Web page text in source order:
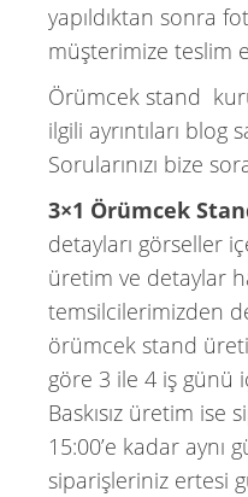
yapıldıktan sonra
müşterimize teslim
Örümcek stand
ilgili ayrıntıları blog
Sorularınızı bize
3×1 Örümcek
detayları görseller
üretim ve detaylar
temsilcilerimizden
örümcek stand
göre 3 ile 4 iş günü
Baskısız üretim ise
15:00’e kadar aynı
siparişleriniz ertesi